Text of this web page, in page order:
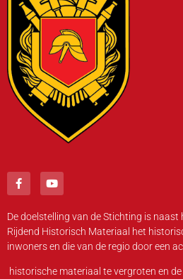
De doelstelling van de Stichting is naast
Rijdend Historisch Materiaal het
inwoners en die van de regio door een
historische materiaal te vergroten en